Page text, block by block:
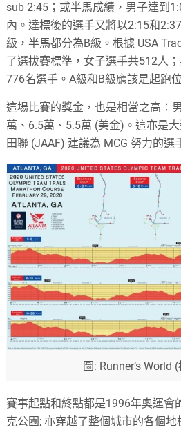
sub 2:45；或半馬成績，男子達到
內。達標後的選手又將以2:15和
級，半馬都分為B級。根據 USA
了選拔賽標準，女子選手共512人
776名選手。A級和B級應該是起跑
這場比賽的獎金，也是相當之高：
萬、6.5萬、5.5萬 (美金)。這亦是
田聯 (JAAF) 建議為 MCG 努力的選
圖: Runner’s World
賽事起點和終點都是1996年奧運會
克公園; 亦穿越了整個城市的各個